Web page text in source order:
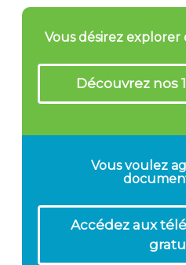
Vous désirez explorer
Découvrez nos
Vous voulez
Accédez aux